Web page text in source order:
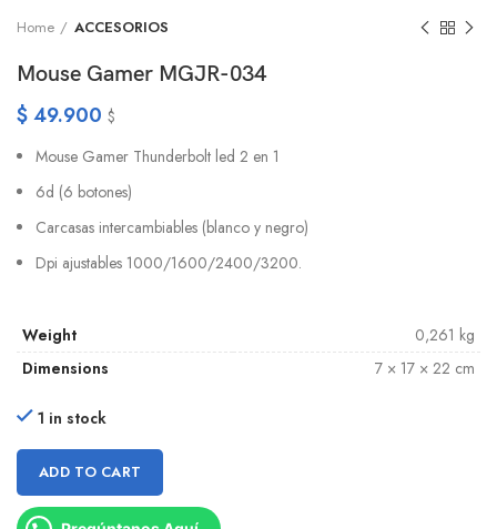
Home ACCESORIOS
Mouse Gamer MGJR-034
$49.900 $
Mouse Gamer Thunderbolt led 2 en 1
6d (6 botones)
Carcasas intercambiables (blanco y negro)
Dpi ajustables 1000/1600/2400/3200.
Weight
0,261 kg
Dimensions
7 × 17 × 22 cm
1 in stock
ADD TO CART